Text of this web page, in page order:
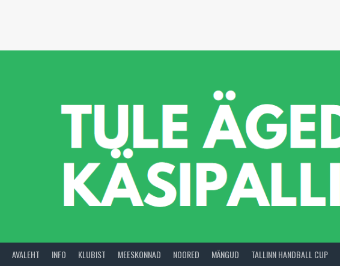
AVALEHT INFO KLUBIST MEESKONNAD NOORED MÄNGUD TALLINN HANDBALL CUP